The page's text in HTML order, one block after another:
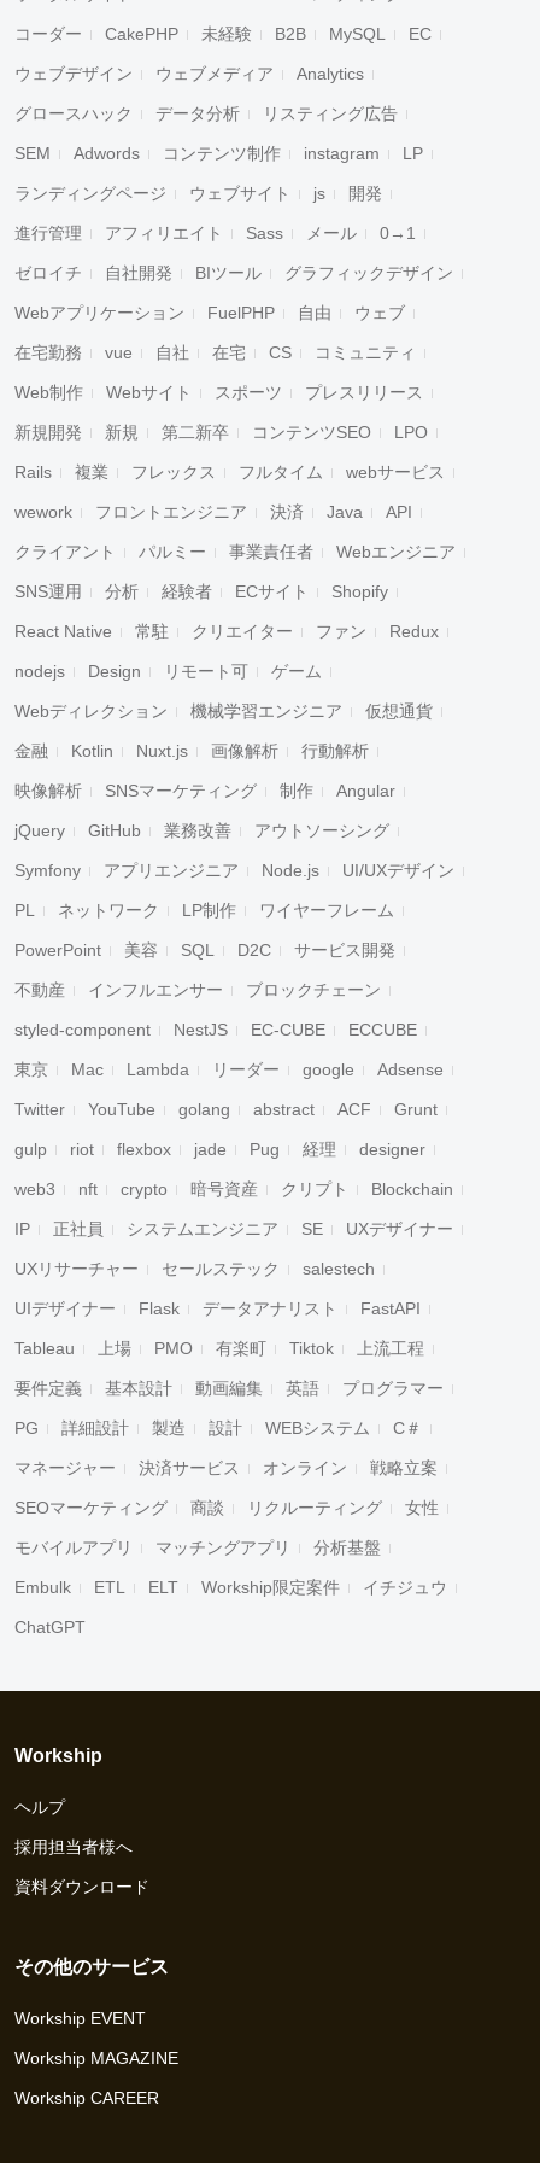
コーダー CakePHP 未経験 B2B MySQL EC
ウェブデザイン ウェブメディア Analytics
グロースハック データ分析 リスティング広告
SEM Adwords コンテンツ制作 instagram LP
ランディングページ ウェブサイト js 開発
進行管理 アフィリエイト Sass メール 0→1
ゼロイチ 自社開発 BIツール グラフィックデザイン
Webアプリケーション FuelPHP 自由 ウェブ
在宅勤務 vue 自社 在宅 CS コミュニティ
Web制作 Webサイト スポーツ プレスリリース
新規開発 新規 第二新卒 コンテンツSEO LPO
Rails 複業 フレックス フルタイム webサービス
wework フロントエンジニア 決済 Java API
クライアント パルミー 事業責任者 Webエンジニア
SNS運用 分析 経験者 ECサイト Shopify
React Native 常駐 クリエイター ファン Redux
nodejs Design リモート可 ゲーム
Webディレクション 機械学習エンジニア 仮想通貨
金融 Kotlin Nuxt.js 画像解析 行動解析
映像解析 SNSマーケティング 制作 Angular
jQuery GitHub 業務改善 アウトソーシング
Symfony アプリエンジニア Node.js UI/UXデザイン
PL ネットワーク LP制作 ワイヤーフレーム
PowerPoint 美容 SQL D2C サービス開発
不動産 インフルエンサー ブロックチェーン
styled-component NestJS EC-CUBE ECCUBE
東京 Mac Lambda リーダー google Adsense
Twitter YouTube golang abstract ACF Grunt
gulp riot flexbox jade Pug 経理 designer
web3 nft crypto 暗号資産 クリプト Blockchain
IP 正社員 システムエンジニア SE UXデザイナー
UXリサーチャー セールステック salestech
UIデザイナー Flask データアナリスト FastAPI
Tableau 上場 PMO 有楽町 Tiktok 上流工程
要件定義 基本設計 動画編集 英語 プログラマー
PG 詳細設計 製造 設計 WEBシステム C＃
マネージャー 決済サービス オンライン 戦略立案
SEOマーケティング 商談 リクルーティング 女性
モバイルアプリ マッチングアプリ 分析基盤
Embulk ETL ELT Workship限定案件 イチジュウ
ChatGPT
Workship
ヘルプ
採用担当者様へ
資料ダウンロード
その他のサービス
Workship EVENT
Workship MAGAZINE
Workship CAREER